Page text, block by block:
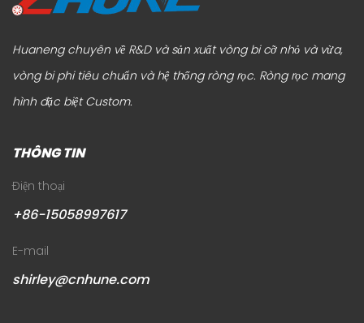
sự thoải mái lâu dài. Trong sự t...
Huaneng chuyên về R&D và sản xuất vòng bi cỡ nhỏ và vừa,
vòng bi phi tiêu chuẩn và hệ thống ròng rọc. Ròng rọc mang
hình đặc biệt Custom.
THÔNG TIN
Điện thoại
+86-15058997617
E-mail
shirley@cnhune.com